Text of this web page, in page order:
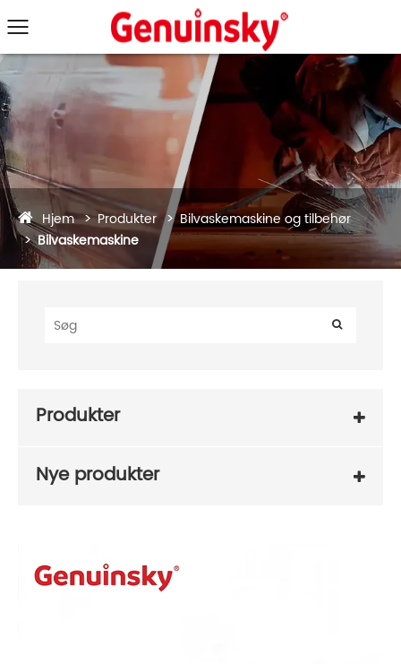
Hjem Produkter
Bilvaskemaskine og tilbehør
Bilvaskemaskine
Produkter
Nye produkter